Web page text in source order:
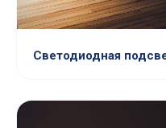
Светодиодная